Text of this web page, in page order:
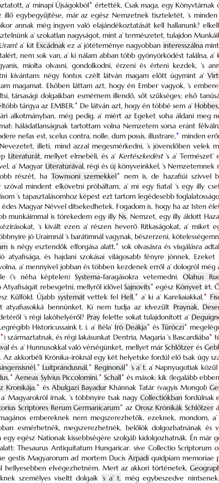
a’ minapí Újságokból* értették. Csak maga, egy Könyvtárnak
illő egybegyűjtése, már az egész Nemzetnek tiszteletét, ’s
annak még ingyen való elajándékoztatását kell hallanunk?
a’ szokatlan nagyságot, mint a’ természetet, tulajdon
a’ kit Excádnakez a’ jótéteménye nagyobban interesszálnamint
nem sok van, a’ ki nálam abban több gyönyörködést találna,
miolta olvasni, gondolkodni, érzeni és érteni kezdek, ’s
kívántam: négy fontos czélt látván magam előtt úgymint a’
magamat. Elsőben láttam azt, hogy én Ember vagyok, ’s
társasági dolgaikban esmérnem illendő, sőt szűkséges; első
tárgya az EMBER.* De látván azt, hogy én többé sem a’ Hobbes
alkotmányban, még pedig, a’ miért az Egeket soha áldani meg
háládatlanságnak tartottam volna Nemzetem sorsa eránt
nefas est, scelus contra, nolle, dum possis, illustrare,* minden
illeti, mind azzal megesmérkedni, ’s jövendőben velek
Literaturát, mellyet elmebéli, és a’ Kertészkedést’s a’
a’ Magyar Literaturával, régi és új könyveinkkel, ’s
részét, ha Townsoniszemekkel*
nem is, de hazafiúi szívvel
szóval mindent elkövetni próbáltam, a’ mi egy fiatal ’s egy illy
’s tapasztalásomhoz képest ezt tartom legédesebb
Magyar Névvel ditsekedhetek. Fogadom is, hogy ha az Isten
munkáimmal is törekedem egy illy Ns. Nemzet, egy illy áldott
’s kivált ezen a’ részen heverő Ritkaságokat, a’
jó Uraimnál ’s barátimnál vagynak, bészerzeni,
is négy esztendők elforgása alatt,* sok olvasásra és vísgálásra
atyafisága, és hajdani szokásai világosabb fényre jönnek. Ezeket
a’ mennyivel jobban és többen kezdenek erről a’ dologról
(’s néha képtelen)Systema-faragásokra vetemedni.Olahus
Atyafiságát rebesgetni, mellyről idővel Sajnovits* egész Könyvet írt.
Kűlföld. Újabb systemátvettek fel Hell,* a’ ki a’ Kareliaiakkal,*
atyafiasokká bennünket. Ki nem tudja az idvezűlt Praynak,
’s régi lakóhelyéről? Prayfelette sokat tulajdonított a’
Historicussaink t. i. a’ Béla’ Iró Deákja* ésTúróczi*
*) származtatnak, és régi lakásunkat Dentria, Magaria ’s Bascardiába*
és a’ Hunnusokkal való vérségünket, mellyet márSchlőtzerés
akkorbéli Krónika-íróknál egy két helyetske fordúl elő tsak úgy
,* Luitprándusnál,* Regínonál* ’s a’ t. a’ Napnyugotiak közűl
,* Aeneas Sylvius Piccolomini,* Schall* és mások: kik (legalább
Kronikája,* és Abulgazi BayadurKhánnak Tatár (vagyis Mongol)
Magyarokról írnak, ’s többnyire tsak nagy Collectiókban fordúlnak
Scriptores Rerum Germanicarum* az Orosz Krónikák Schlőtzer
embereknek nem megszerezhetők, ezeknek, mondom,
esmérhetnék, megszerezhetnék, belőlök dolgozhatnának
egész Nationak kissebbségére szolgál) kidolgozhatnák. Én
Thesaurus Antiquitatum Hungaricar. sive Collectio
gestis Magyarorum ad mortem Ducis Arpadiquidpiam memoriae
hellyesebben elvégezhetném. Mert az akkori történetek,
személyes viseltt dolgaik ’s a’ t. még egybeszedve